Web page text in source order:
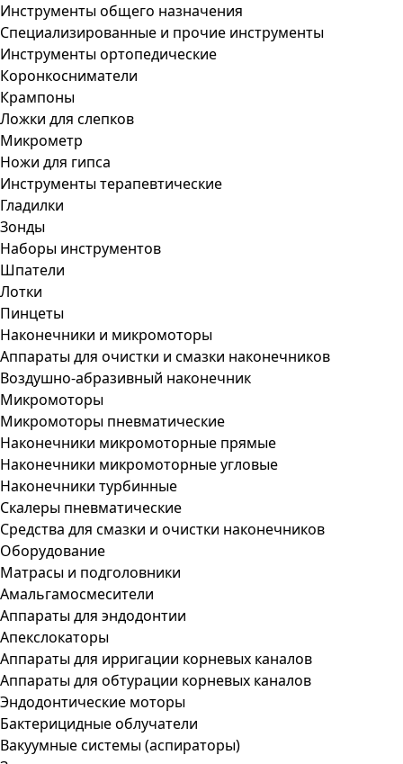
Инструменты общего назначения
Специализированные и прочие инструменты
Инструменты ортопедические
Коронкосниматели
Крампоны
Ложки для слепков
Микрометр
Ножи для гипса
Инструменты терапевтические
Гладилки
Зонды
Наборы инструментов
Шпатели
Лотки
Пинцеты
Наконечники и микромоторы
Аппараты для очистки и смазки наконечников
Воздушно-абразивный наконечник
Микромоторы
Микромоторы пневматические
Наконечники микромоторные прямые
Наконечники микромоторные угловые
Наконечники турбинные
Скалеры пневматические
Средства для смазки и очистки наконечников
Оборудование
Матрасы и подголовники
Амальгамосмесители
Аппараты для эндодонтии
Апекслокаторы
Аппараты для ирригации корневых каналов
Аппараты для обтурации корневых каналов
Эндодонтические моторы
Бактерицидные облучатели
Вакуумные системы (аспираторы)